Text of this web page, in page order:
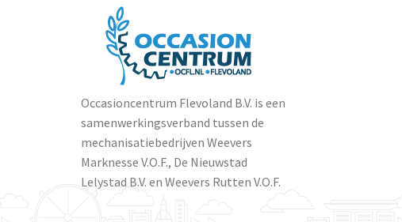
Occasioncentrum Flevoland B.V. is een
samenwerkingsverband tussen de
mechanisatiebedrijven Weevers
Marknesse V.O.F., De Nieuwstad
Lelystad B.V. en Weevers Rutten V.O.F.